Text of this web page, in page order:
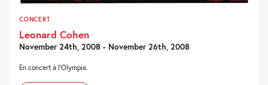
CONCERT
Leonard Cohen
November 24th, 2008 - November 26th, 2008
En concert à l'Olympia.